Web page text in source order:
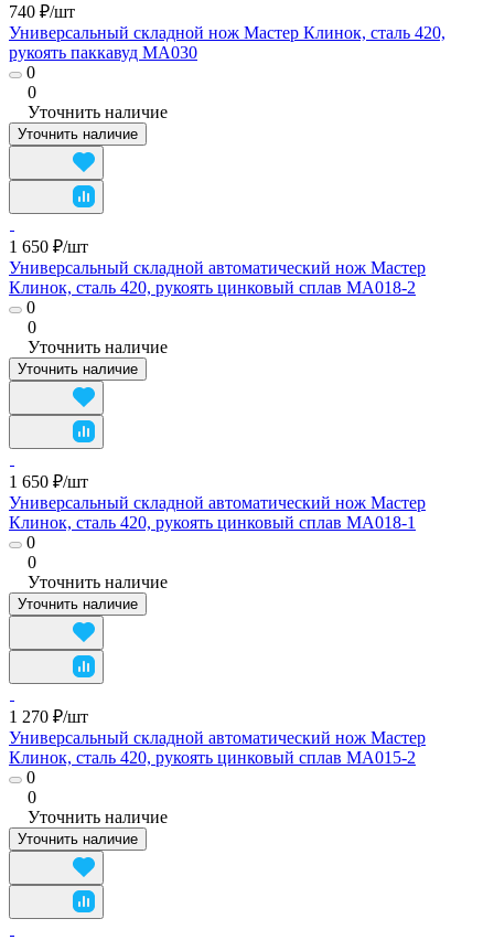
740 ₽/шт
Универсальный складной нож Мастер Клинок, сталь 420,
рукоять паккавуд MA030
0
0
Уточнить наличие
Уточнить наличие
1 650 ₽/шт
Универсальный складной автоматический нож Мастер
Клинок, сталь 420, рукоять цинковый сплав MA018-2
0
0
Уточнить наличие
Уточнить наличие
1 650 ₽/шт
Универсальный складной автоматический нож Мастер
Клинок, сталь 420, рукоять цинковый сплав MA018-1
0
0
Уточнить наличие
Уточнить наличие
1 270 ₽/шт
Универсальный складной автоматический нож Мастер
Клинок, сталь 420, рукоять цинковый сплав MA015-2
0
0
Уточнить наличие
Уточнить наличие